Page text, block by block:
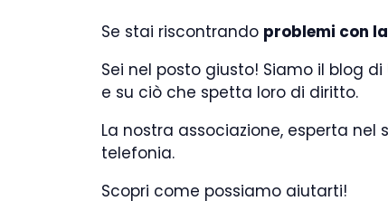
Se stai riscontrando problemi con
Sei nel posto giusto! Siamo il blog
e su ciò che spetta loro di diritto.
La nostra associazione, esperta
telefonia.
Scopri come possiamo aiutarti!